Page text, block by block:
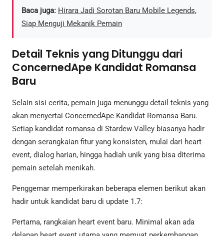
Baca juga: Hirara Jadi Sorotan Baru Mobile Legends,
Siap Menguji Mekanik Pemain
Detail Teknis yang Ditunggu dari
ConcernedApe Kandidat Romansa
Baru
Selain sisi cerita, pemain juga menunggu detail teknis yang
akan menyertai ConcernedApe Kandidat Romansa Baru.
Setiap kandidat romansa di Stardew Valley biasanya hadir
dengan serangkaian fitur yang konsisten, mulai dari heart
event, dialog harian, hingga hadiah unik yang bisa diterima
pemain setelah menikah.
Penggemar memperkirakan beberapa elemen berikut akan
hadir untuk kandidat baru di update 1.7:
Pertama, rangkaian heart event baru. Minimal akan ada